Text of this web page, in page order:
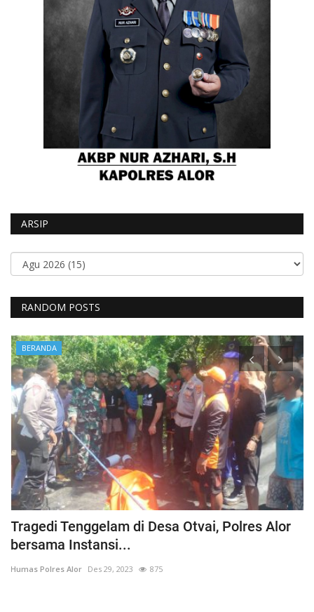
ARSIP
RANDOM POSTS
BERANDA
Tragedi Tenggelam di Desa Otvai, Polres Alor
bersama Instansi...
Humas Polres Alor Des 29, 2023 875